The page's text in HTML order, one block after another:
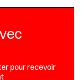
pour recevoir